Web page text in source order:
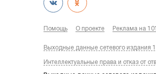
Помощь О проекте Реклама на
Выходные данные сетевого издания
Интеллектуальные права и отказ от